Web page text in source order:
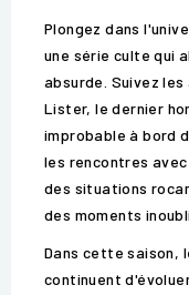
Plongez dans
une série culte qui
absurde. Suivez
Lister, le dernier
improbable à bord
les rencontres
des situations
des moments
Dans cette saison,
continuent